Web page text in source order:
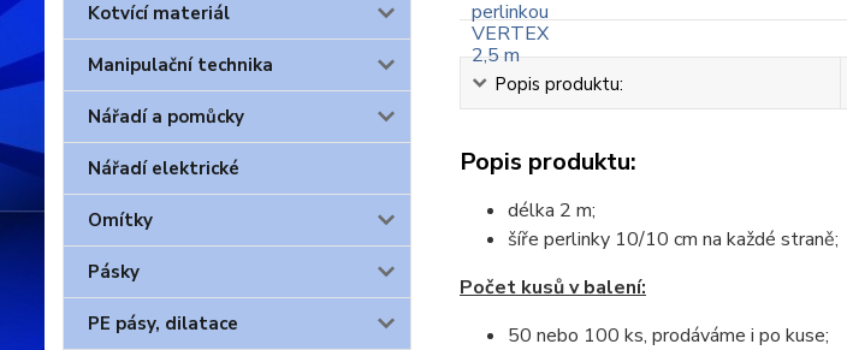
Kotvící materiál
Manipulační technika
Nářadí a pomůcky
Nářadí elektrické
Omítky
Pásky
PE pásy, dilatace
Popis produktu:
Popis produktu:
délka 2 m;
šíře perlinky 10/10 cm na každé straně;
Počet kusů v balení:
50 nebo 100 ks, prodáváme i po kuse;